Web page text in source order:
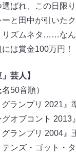
選ばれ、この日限
ーと田中が引いた
リズムネタ……な
には賞金100万円
」芸人】
50音順）
グランプリ 2021
グオブコント
グランプリ 2004
テンズ・ゴット・